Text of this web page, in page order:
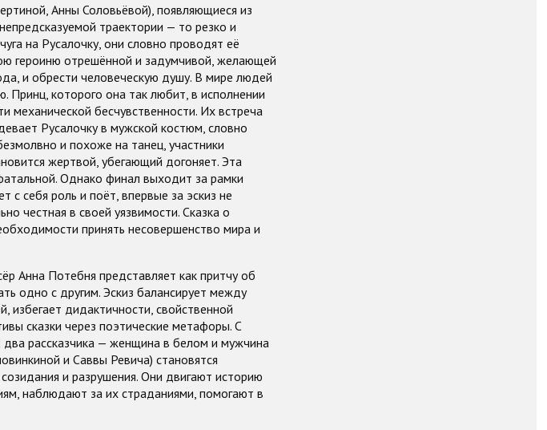
Анны Соловьёвой), появляющиеся из
траектории — то резко и
на Русалочку, они словно проводят её
героиню отрешённой и задумчивой, желающей
и обрести человеческую душу. В мире людей
Принц, которого она так любит, в исполнении
бесчувственности. Их встреча
Русалочку в мужской костюм, словно
и похоже на танец, участники
жертвой, убегающий догоняет. Эта
Однако финал выходит за рамки
с себя роль и поёт, впервые за эскиз не
честная в своей уязвимости. Сказка о
принять несовершенство мира и
Анна Потебня представляет как притчу об
одно с другим. Эскиз балансирует между
избегает дидактичности, свойственной
сказки через поэтические метафоры. С
рассказчика — женщина в белом и мужчина
и Саввы Ревича) становятся
и разрушения. Они двигают историю
наблюдают за их страданиями, помогают в